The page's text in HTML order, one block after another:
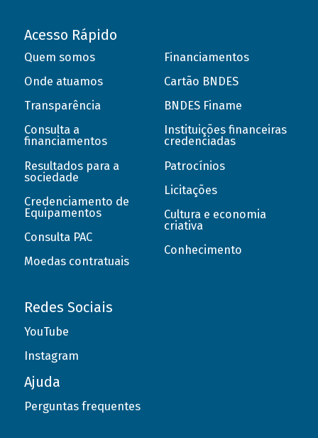
Acesso Rápido
Quem somos
Onde atuamos
Transparência
Consulta a
financiamentos
Resultados para a
sociedade
Credenciamento de
Equipamentos
Consulta PAC
Moedas contratuais
Financiamentos
Cartão BNDES
BNDES Finame
Instituições financeiras
credenciadas
Patrocínios
Licitações
Cultura e economia
criativa
Conhecimento
Redes Sociais
YouTube
Instagram
Ajuda
Perguntas frequentes